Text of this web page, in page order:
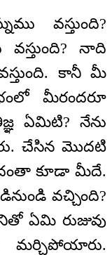
వస్తుంది?
నాది
కానీ మీ
మీరందరూ
ఏమిటి? నేను
చేసిన మొదటి
కూడా మీదే.
వచ్చింది?
ఏమి రుజువు
మర్చిపోయారు.